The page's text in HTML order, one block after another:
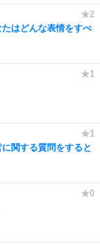
はどんな表情をすべ
関する質問をすると